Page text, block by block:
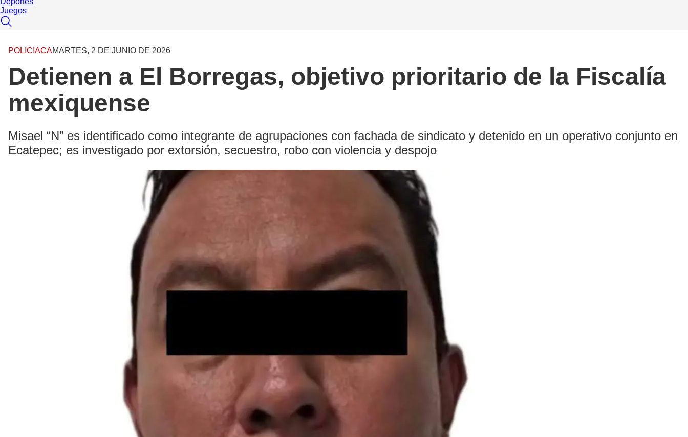
Juegos
POLICIACAMARTES, 2 DE JUNIO DE 2026
Detienen a El Borregas, objetivo prioritario de la Fiscalía
mexiquense
Misael “N” es identificado como integrante de agrupaciones con fachada de sindicato y detenido en un operativo conjunto en
Ecatepec; es investigado por extorsión, secuestro, robo con violencia y despojo